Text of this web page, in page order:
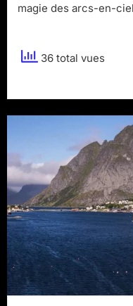
magie des arcs-en-
36 total vues